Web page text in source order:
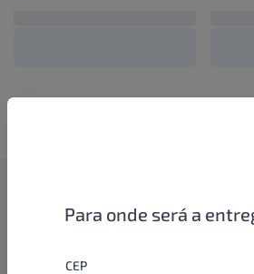
Para onde será a
CEP
Como funciona
aproveitar as promoções e ofertas direto